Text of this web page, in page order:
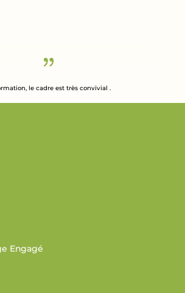
le cadre est très convivial .
Engagé